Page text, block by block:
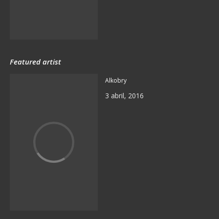
Featured artist
Alkobry
3 abril, 2016